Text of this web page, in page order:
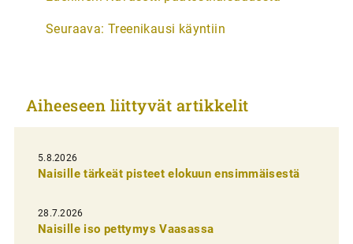
t
k
e
l
i
e
n
Seuraava: Treenikausi käyntiin
Aiheeseen liittyvät artikkelit
5.8.2026
Naisille tärkeät pisteet elokuun ensimmäisestä
28.7.2026
Naisille iso pettymys Vaasassa